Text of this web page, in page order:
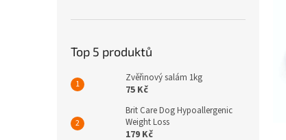
Top 5 produktů
Zvěřinový salám 1kg
75 Kč
Brit Care Dog Hypoallergenic
Weight Loss
179 Kč